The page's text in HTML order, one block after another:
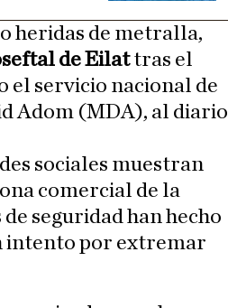
heridas de metralla,
de Eilattras el
el servicio nacional de
Adom (MDA), al diario
sociales muestran
comercial de la
seguridad han hecho
intento por extremar